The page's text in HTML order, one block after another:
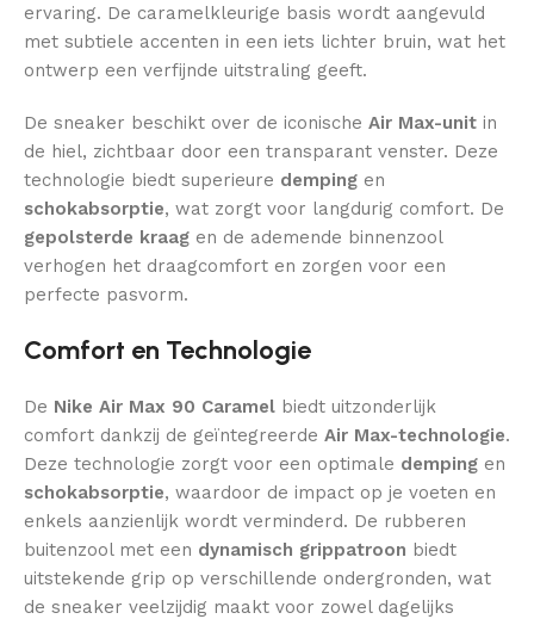
ervaring. De caramelkleurige basis wordt aangevuld
met subtiele accenten in een iets lichter bruin, wat het
ontwerp een verfijnde uitstraling geeft.
De sneaker beschikt over de iconische Air Max-unit in
de hiel, zichtbaar door een transparant venster. Deze
technologie biedt superieure demping en
schokabsorptie, wat zorgt voor langdurig comfort. De
gepolsterde kraag en de ademende binnenzool
verhogen het draagcomfort en zorgen voor een
perfecte pasvorm.
Comfort en Technologie
De Nike Air Max 90 Caramel biedt uitzonderlijk
comfort dankzij de geïntegreerde Air Max-technologie.
Deze technologie zorgt voor een optimale demping en
schokabsorptie, waardoor de impact op je voeten en
enkels aanzienlijk wordt verminderd. De rubberen
buitenzool met een dynamisch grippatroon biedt
uitstekende grip op verschillende ondergronden, wat
de sneaker veelzijdig maakt voor zowel dagelijks